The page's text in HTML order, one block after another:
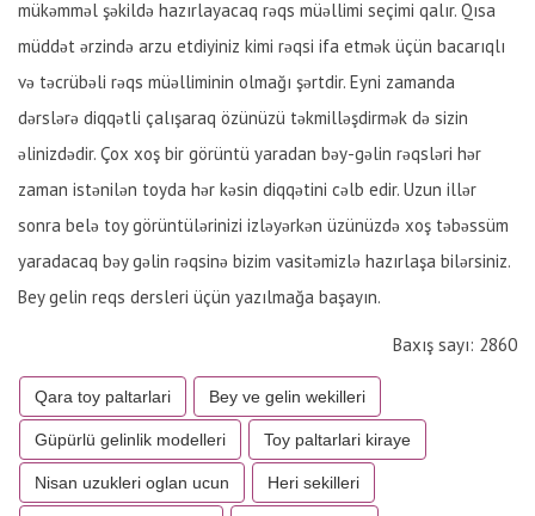
mükəmməl şəkildə hazırlayacaq rəqs müəllimi seçimi qalır. Qısa
müddət ərzində arzu etdiyiniz kimi rəqsi ifa etmək üçün bacarıqlı
və təcrübəli rəqs müəlliminin olmağı şərtdir. Eyni zamanda
dərslərə diqqətli çalışaraq özünüzü təkmilləşdirmək də sizin
əlinizdədir. Çox xoş bir görüntü yaradan bəy-gəlin rəqsləri hər
zaman istənilən toyda hər kəsin diqqətini cəlb edir. Uzun illər
sonra belə toy görüntülərinizi izləyərkən üzünüzdə xoş təbəssüm
yaradacaq bəy gəlin rəqsinə bizim vasitəmizlə hazırlaşa bilərsiniz.
Bey gelin reqs dersleri üçün yazılmağa başayın.
Baxış sayı: 2860
Qara toy paltarlari Bey ve gelin wekilleri
Güpürlü gelinlik modelleri Toy paltarlari kiraye
Nisan uzukleri oglan ucun Heri sekilleri